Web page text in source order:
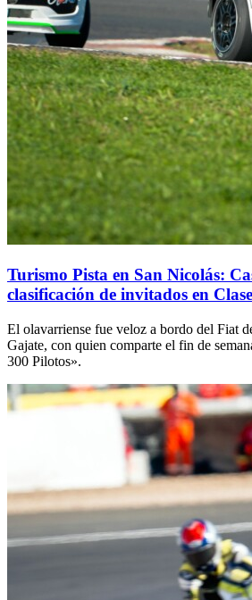
Turismo Pista en San Nicolás:
clasificación de invitados en
El olavarriense fue veloz a bordo del Fiat
Gajate, con quien comparte el fin de
300 Pilotos».